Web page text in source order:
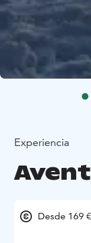
Experiencia
Desde 169 €